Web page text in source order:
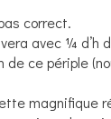
correct.
avec ¼ d’h
ce périple
magnifique